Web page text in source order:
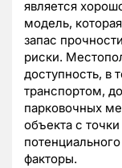
является
модель,
запас
риски.
доступность, в
транспортом,
парковочных
объекта с
факторы.